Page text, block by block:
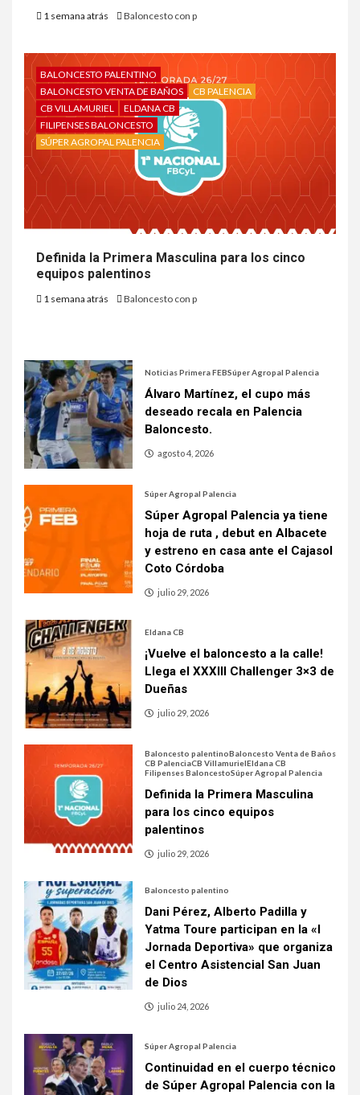
1 semana atrás Baloncesto con p
BALONCESTO PALENTINO
BALONCESTO VENTA DE BAÑOS
CB PALENCIA
CB VILLAMURIEL
ELDANA CB
FILIPENSES BALONCESTO
SÚPER AGROPAL PALENCIA
Definida la Primera Masculina para los cinco
equipos palentinos
1 semana atrás Baloncesto con p
Noticias Primera FEBSúper Agropal Palencia
Álvaro Martínez, el cupo más
deseado recala en Palencia
Baloncesto.
agosto 4, 2026
Súper Agropal Palencia
Súper Agropal Palencia ya tiene
hoja de ruta , debut en Albacete
y estreno en casa ante el Cajasol
Coto Córdoba
julio 29, 2026
Eldana CB
¡Vuelve el baloncesto a la calle!
Llega el XXXIII Challenger 3×3 de
Dueñas
julio 29, 2026
Baloncesto palentinoBaloncesto Venta de Baños
CB PalenciaCB VillamurielEldana CB
Filipenses BaloncestoSúper Agropal Palencia
Definida la Primera Masculina
para los cinco equipos
palentinos
julio 29, 2026
Baloncesto palentino
Dani Pérez, Alberto Padilla y
Yatma Toure participan en la «I
Jornada Deportiva» que organiza
el Centro Asistencial San Juan
de Dios
julio 24, 2026
Súper Agropal Palencia
Continuidad en el cuerpo técnico
de Súper Agropal Palencia con la